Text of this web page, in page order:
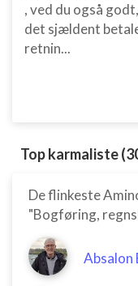
, ved du også
det sjældent
retnin...
Top karmaliste
De flinkeste
"Bogføring,
Absalon